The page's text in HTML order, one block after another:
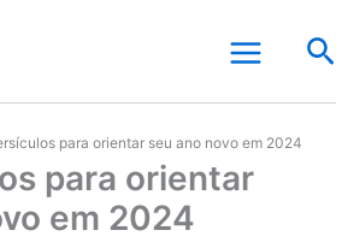
para orientar seu ano novo em 2024
para orientar
em 2024